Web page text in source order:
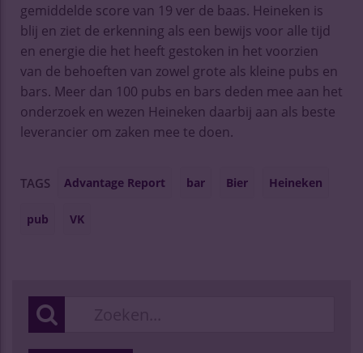
gemiddelde score van 19 ver de baas. Heineken is
blij en ziet de erkenning als een bewijs voor alle tijd
en energie die het heeft gestoken in het voorzien
van de behoeften van zowel grote als kleine pubs en
bars. Meer dan 100 pubs en bars deden mee aan het
onderzoek en wezen Heineken daarbij aan als beste
leverancier om zaken mee te doen.
TAGS Advantage Report bar Bier Heineken
pub VK